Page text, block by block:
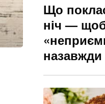
Що
ніч —
назавжди